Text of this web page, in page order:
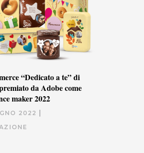
“Dedicato a te” di
da Adobe come
maker 2022
2022